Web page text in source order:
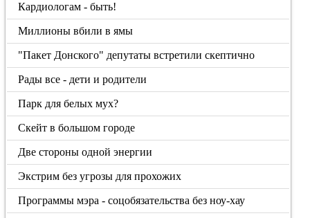
Кардиологам - быть!
Миллионы вбили в ямы
"Пакет Донского" депутаты встретили скептично
Рады все - дети и родители
Парк для белых мух?
Скейт в большом городе
Две стороны одной энергии
Экстрим без угрозы для прохожих
Программы мэра - соцобязательства без ноу-хау